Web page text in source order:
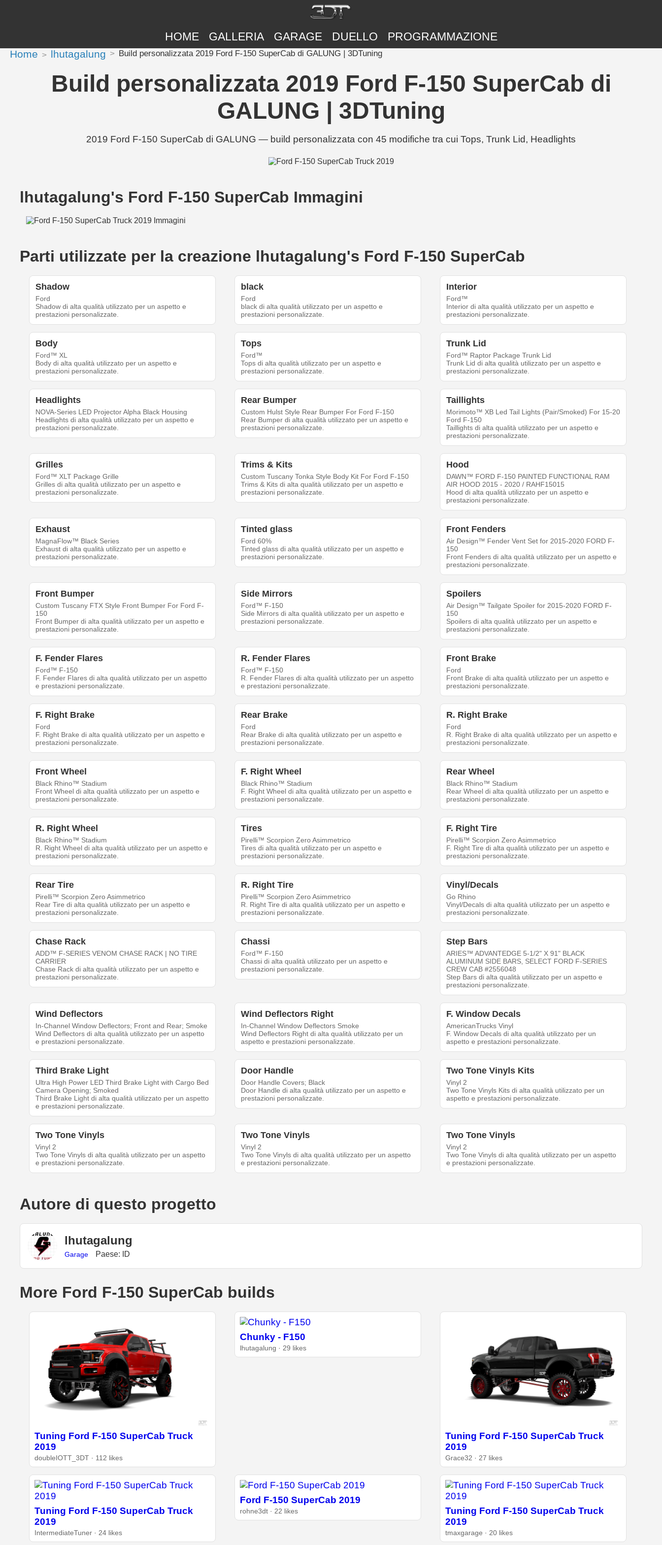
HOME GALLERIA GARAGE DUELLO PROGRAMMAZIONE
Home lhutagalung Build personalizzata 2019 Ford F-150 SuperCab di GALUNG | 3DTuning
Build personalizzata 2019 Ford F-150 SuperCab di
GALUNG | 3DTuning
2019 Ford F-150 SuperCab di GALUNG — build personalizzata con 45 modifiche tra cui Tops, Trunk Lid, Headlights
lhutagalung's Ford F-150 SuperCab Immagini
Parti utilizzate per la creazione lhutagalung's Ford F-150 SuperCab
Shadow
Ford
Shadow di alta qualità utilizzato per un aspetto e
prestazioni personalizzate.
black
Ford
black di alta qualità utilizzato per un aspetto e
prestazioni personalizzate.
Interior
Ford™
Interior di alta qualità utilizzato per un aspetto e
prestazioni personalizzate.
Body
Ford™ XL
Body di alta qualità utilizzato per un aspetto e
prestazioni personalizzate.
Tops
Ford™
Tops di alta qualità utilizzato per un aspetto e
prestazioni personalizzate.
Trunk Lid
Ford™ Raptor Package Trunk Lid
Trunk Lid di alta qualità utilizzato per un aspetto e
prestazioni personalizzate.
Headlights
NOVA-Series LED Projector Alpha Black Housing
Headlights di alta qualità utilizzato per un aspetto e
prestazioni personalizzate.
Rear Bumper
Custom Hulst Style Rear Bumper For Ford F-150
Rear Bumper di alta qualità utilizzato per un aspetto e
prestazioni personalizzate.
Taillights
Morimoto™ XB Led Tail Lights (Pair/Smoked) For 15-20
Ford F-150
Taillights di alta qualità utilizzato per un aspetto e
prestazioni personalizzate.
Grilles
Ford™ XLT Package Grille
Grilles di alta qualità utilizzato per un aspetto e
prestazioni personalizzate.
Trims & Kits
Custom Tuscany Tonka Style Body Kit For Ford F-150
Trims & Kits di alta qualità utilizzato per un aspetto e
prestazioni personalizzate.
Hood
DAWN™ FORD F-150 PAINTED FUNCTIONAL RAM
AIR HOOD 2015 - 2020 / RAHF15015
Hood di alta qualità utilizzato per un aspetto e
prestazioni personalizzate.
Exhaust
MagnaFlow™ Black Series
Exhaust di alta qualità utilizzato per un aspetto e
prestazioni personalizzate.
Tinted glass
Ford 60%
Tinted glass di alta qualità utilizzato per un aspetto e
prestazioni personalizzate.
Front Fenders
Air Design™ Fender Vent Set for 2015-2020 FORD F-
150
Front Fenders di alta qualità utilizzato per un aspetto e
prestazioni personalizzate.
Front Bumper
Custom Tuscany FTX Style Front Bumper For Ford F-
150
Front Bumper di alta qualità utilizzato per un aspetto e
prestazioni personalizzate.
Side Mirrors
Ford™ F-150
Side Mirrors di alta qualità utilizzato per un aspetto e
prestazioni personalizzate.
Spoilers
Air Design™ Tailgate Spoiler for 2015-2020 FORD F-
150
Spoilers di alta qualità utilizzato per un aspetto e
prestazioni personalizzate.
F. Fender Flares
Ford™ F-150
F. Fender Flares di alta qualità utilizzato per un aspetto
e prestazioni personalizzate.
R. Fender Flares
Ford™ F-150
R. Fender Flares di alta qualità utilizzato per un aspetto
e prestazioni personalizzate.
Front Brake
Ford
Front Brake di alta qualità utilizzato per un aspetto e
prestazioni personalizzate.
F. Right Brake
Ford
F. Right Brake di alta qualità utilizzato per un aspetto e
prestazioni personalizzate.
Rear Brake
Ford
Rear Brake di alta qualità utilizzato per un aspetto e
prestazioni personalizzate.
R. Right Brake
Ford
R. Right Brake di alta qualità utilizzato per un aspetto e
prestazioni personalizzate.
Front Wheel
Black Rhino™ Stadium
Front Wheel di alta qualità utilizzato per un aspetto e
prestazioni personalizzate.
F. Right Wheel
Black Rhino™ Stadium
F. Right Wheel di alta qualità utilizzato per un aspetto e
prestazioni personalizzate.
Rear Wheel
Black Rhino™ Stadium
Rear Wheel di alta qualità utilizzato per un aspetto e
prestazioni personalizzate.
R. Right Wheel
Black Rhino™ Stadium
R. Right Wheel di alta qualità utilizzato per un aspetto e
prestazioni personalizzate.
Tires
Pirelli™ Scorpion Zero Asimmetrico
Tires di alta qualità utilizzato per un aspetto e
prestazioni personalizzate.
F. Right Tire
Pirelli™ Scorpion Zero Asimmetrico
F. Right Tire di alta qualità utilizzato per un aspetto e
prestazioni personalizzate.
Rear Tire
Pirelli™ Scorpion Zero Asimmetrico
Rear Tire di alta qualità utilizzato per un aspetto e
prestazioni personalizzate.
R. Right Tire
Pirelli™ Scorpion Zero Asimmetrico
R. Right Tire di alta qualità utilizzato per un aspetto e
prestazioni personalizzate.
Vinyl/Decals
Go Rhino
Vinyl/Decals di alta qualità utilizzato per un aspetto e
prestazioni personalizzate.
Chase Rack
ADD™ F-SERIES VENOM CHASE RACK | NO TIRE
CARRIER
Chase Rack di alta qualità utilizzato per un aspetto e
prestazioni personalizzate.
Chassi
Ford™ F-150
Chassi di alta qualità utilizzato per un aspetto e
prestazioni personalizzate.
Step Bars
ARIES™ ADVANTEDGE 5-1/2" X 91" BLACK
ALUMINUM SIDE BARS, SELECT FORD F-SERIES
CREW CAB #2556048
Step Bars di alta qualità utilizzato per un aspetto e
prestazioni personalizzate.
Wind Deflectors
In-Channel Window Deflectors; Front and Rear; Smoke
Wind Deflectors di alta qualità utilizzato per un aspetto
e prestazioni personalizzate.
Wind Deflectors Right
In-Channel Window Deflectors Smoke
Wind Deflectors Right di alta qualità utilizzato per un
aspetto e prestazioni personalizzate.
F. Window Decals
AmericanTrucks Vinyl
F. Window Decals di alta qualità utilizzato per un
aspetto e prestazioni personalizzate.
Third Brake Light
Ultra High Power LED Third Brake Light with Cargo Bed
Camera Opening; Smoked
Third Brake Light di alta qualità utilizzato per un aspetto
e prestazioni personalizzate.
Door Handle
Door Handle Covers; Black
Door Handle di alta qualità utilizzato per un aspetto e
prestazioni personalizzate.
Two Tone Vinyls Kits
Vinyl 2
Two Tone Vinyls Kits di alta qualità utilizzato per un
aspetto e prestazioni personalizzate.
Two Tone Vinyls
Vinyl 2
Two Tone Vinyls di alta qualità utilizzato per un aspetto
e prestazioni personalizzate.
Two Tone Vinyls
Vinyl 2
Two Tone Vinyls di alta qualità utilizzato per un aspetto
e prestazioni personalizzate.
Two Tone Vinyls
Vinyl 2
Two Tone Vinyls di alta qualità utilizzato per un aspetto
e prestazioni personalizzate.
Autore di questo progetto
lhutagalung
Garage Paese: ID
More Ford F-150 SuperCab builds
Tuning Ford F-150 SuperCab Truck
2019
doubleIOTT_3DT · 112 likes
Chunky - F150
lhutagalung · 29 likes
Tuning Ford F-150 SuperCab Truck
2019
Grace32 · 27 likes
Tuning Ford F-150 SuperCab Truck
2019
IntermediateTuner · 24 likes
Ford F-150 SuperCab 2019
rohne3dt · 22 likes
Tuning Ford F-150 SuperCab Truck
2019
tmaxgarage · 20 likes